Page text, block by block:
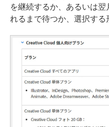
を継続するか、あるいは
れるまで待つか、選択する